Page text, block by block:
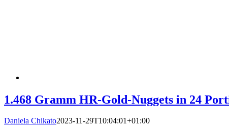
1.468 Gramm HR-Gold-Nuggets in 24
Daniela Chikato2023-11-29T10:04:01+01:00